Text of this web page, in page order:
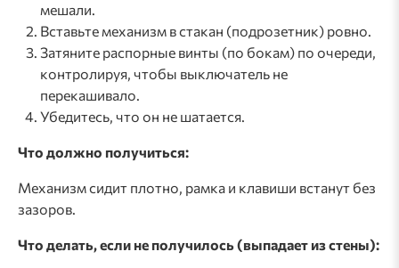
мешали.
Вставьте механизм в стакан (подрозетник) ровно.
Затяните распорные винты (по бокам) по очереди,
контролируя, чтобы выключатель не
перекашивало.
Убедитесь, что он не шатается.
Что должно получиться:
Механизм сидит плотно, рамка и клавиши встанут без
зазоров.
Что делать, если не получилось (выпадает из стены):